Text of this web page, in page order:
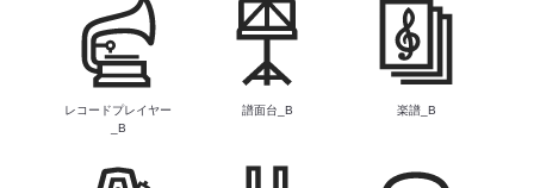
レコードプレイヤー
_B
譜面台_B 楽譜_B